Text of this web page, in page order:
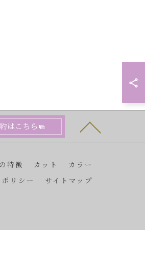
はこちら
特徴 カット
カラー
リシー サイトマップ